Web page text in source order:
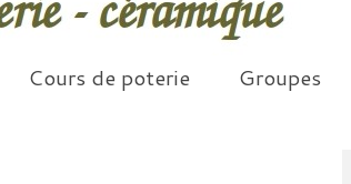
Cours de poterie Groupes